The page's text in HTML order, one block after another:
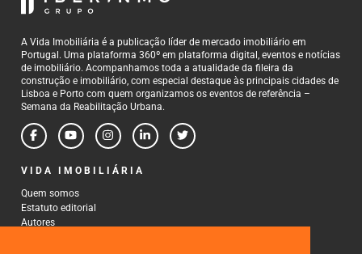
A Vida Imobiliária é a publicação líder de mercado imobiliário em
Portugal. Uma plataforma 360º em plataforma digital, eventos e notícias
de imobiliário. Acompanhamos toda a atualidade da fileira da
construção e imobiliário, com especial destaque às principais cidades de
Lisboa e Porto com quem organizamos os eventos de referência –
Semana da Reabilitação Urbana.
VIDA IMOBILIÁRIA
Quem somos
Estatuto editorial
Autores